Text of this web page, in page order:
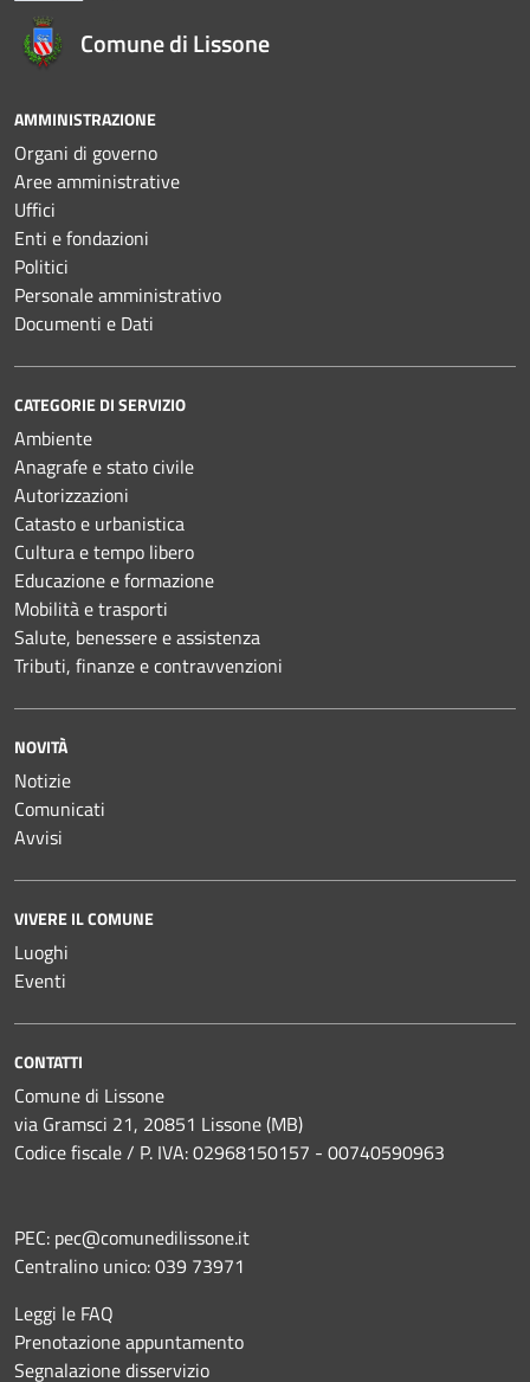
Comune di Lissone
AMMINISTRAZIONE
Organi di governo
Aree amministrative
Uffici
Enti e fondazioni
Politici
Personale amministrativo
Documenti e Dati
CATEGORIE DI SERVIZIO
Ambiente
Anagrafe e stato civile
Autorizzazioni
Catasto e urbanistica
Cultura e tempo libero
Educazione e formazione
Mobilità e trasporti
Salute, benessere e assistenza
Tributi, finanze e contravvenzioni
NOVITÀ
Notizie
Comunicati
Avvisi
VIVERE IL COMUNE
Luoghi
Eventi
CONTATTI
Comune di Lissone
via Gramsci 21, 20851 Lissone (MB)
Codice fiscale / P. IVA: 02968150157 - 00740590963
PEC: pec@comunedilissone.it
Centralino unico:039 73971
Leggi le FAQ
Prenotazione appuntamento
Segnalazione disservizio